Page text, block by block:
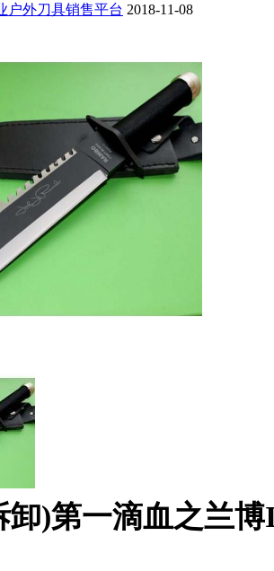
户外刀具销售平台 2018-11-08
卸)第一滴血之兰